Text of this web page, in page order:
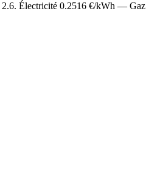
2.6. Électricité 0.2516 €/kWh — Gaz